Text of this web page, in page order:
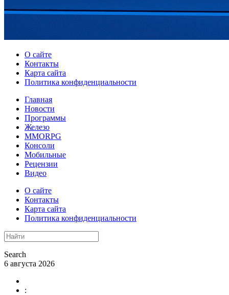
О сайте
Контакты
Карта сайта
Политика конфиденциальности
Главная
Новости
Программы
Железо
MMORPG
Консоли
Мобильные
Рецензии
Видео
О сайте
Контакты
Карта сайта
Политика конфиденциальности
Search
6 августа 2026
: